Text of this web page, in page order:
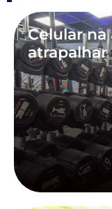
Celular
atrapalhar